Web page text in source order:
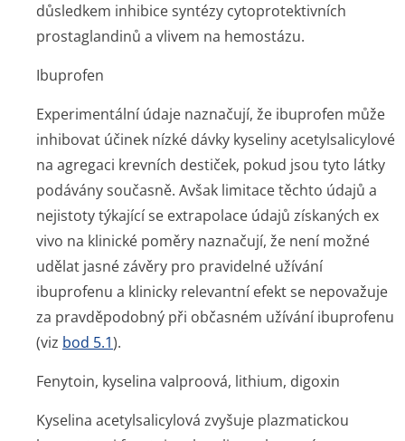
důsledkem inhibice syntézy cytoprotektivních
prostaglandinů a vlivem na hemostázu.
Ibuprofen
Experimentální údaje naznačují, že ibuprofen může
inhibovat účinek nízké dávky kyseliny acetylsalicylové
na agregaci krevních destiček, pokud jsou tyto látky
podávány současně. Avšak limitace těchto údajů a
nejistoty týkající se extrapolace údajů získaných ex
vivo na klinické poměry naznačují, že není možné
udělat jasné závěry pro pravidelné užívání
ibuprofenu a klinicky relevantní efekt se nepovažuje
za pravděpodobný při občasném užívání ibuprofenu
(viz bod 5.1).
Fenytoin, kyselina valproová, lithium, digoxin
Kyselina acetylsalicylová zvyšuje plazmatickou